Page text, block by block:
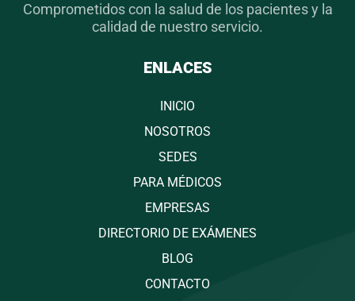
Comprometidos con la salud de los pacientes y la
calidad de nuestro servicio.
ENLACES
INICIO
NOSOTROS
SEDES
PARA MÉDICOS
EMPRESAS
DIRECTORIO DE EXÁMENES
BLOG
CONTACTO